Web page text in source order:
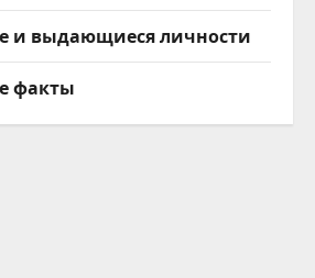
и выдающиеся личности
факты